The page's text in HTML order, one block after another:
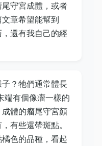
守宮成體，或者
章希望能幫到
還有我自己的經
？牠們通常體長
端有個像瘤一樣的
體的瘤尾守宮顏
有些還帶斑點。
色的品種，看起